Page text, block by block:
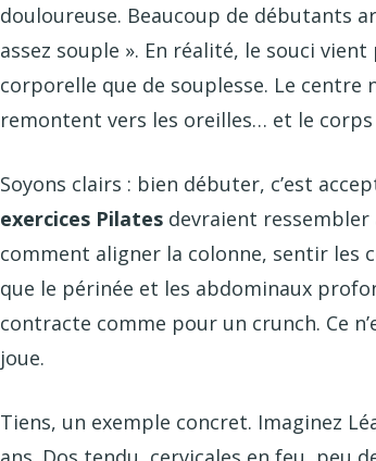
douloureuse. Beaucoup de débutants
assez souple ». En réalité, le souci
corporelle que de souplesse. Le centre
remontent vers les oreilles… et le corps
Soyons clairs : bien débuter, c’est
exercices Pilates devraient
comment aligner la colonne, sentir les
que le périnée et les abdominaux
contracte comme pour un crunch. Ce
joue.
Tiens, un exemple concret. Imaginez